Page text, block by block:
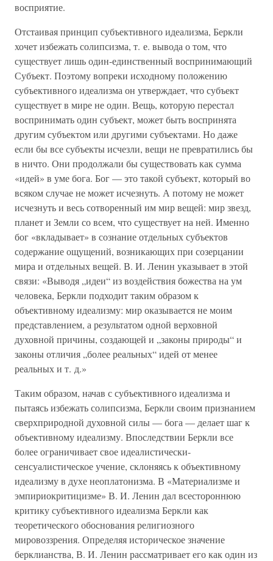
восприятие.
Отстаивая принцип субъективного идеализма, Беркли
хочет избежать солипсизма, т. е. вывода о том, что
существует лишь один-единственный воспринимающий
Субъект. Поэтому вопреки исходному положению
субъективного идеализма он утверждает, что субъект
существует в мире не один. Вещь, которую перестал
воспринимать один субъект, может быть воспринята
другим субъектом или другими субъектами. Но даже
если бы все субъекты исчезли, вещи не превратились бы
в ничто. Они продолжали бы существовать как сумма
«идей» в уме бога. Бог — это такой субъект, который во
всяком случае не может исчезнуть. А потому не может
исчезнуть и весь сотворенный им мир вещей: мир звезд,
планет и Земли со всем, что существует на ней. Именно
бог «вкладывает» в сознание отдельных субъектов
содержание ощущений, возникающих при созерцании
мира и отдельных вещей. В. И. Ленин указывает в этой
связи: «Выводя „идеи“ из воздействия божества на ум
человека, Беркли подходит таким образом к
объективному идеализму: мир оказывается не моим
представлением, а результатом одной верховной
духовной причины, создающей и „законы природы“ и
законы отличия „более реальных“ идей от менее
реальных и т. д.»
Таким образом, начав с субъективного идеализма и
пытаясь избежать солипсизма, Беркли своим признанием
сверхприродной духовной силы — бога — делает шаг к
объективному идеализму. Впоследствии Беркли все
более ограничивает свое идеалистически-
сенсуалистическое учение, склоняясь к объективному
идеализму в духе неоплатонизма. В «Материализме и
эмпириокритицизме» В. И. Ленин дал всестороннюю
критику субъективного идеализма Беркли как
теоретического обоснования религиозного
мировоззрения. Определяя историческое значение
берклианства, В. И. Ленин рассматривает его как один из